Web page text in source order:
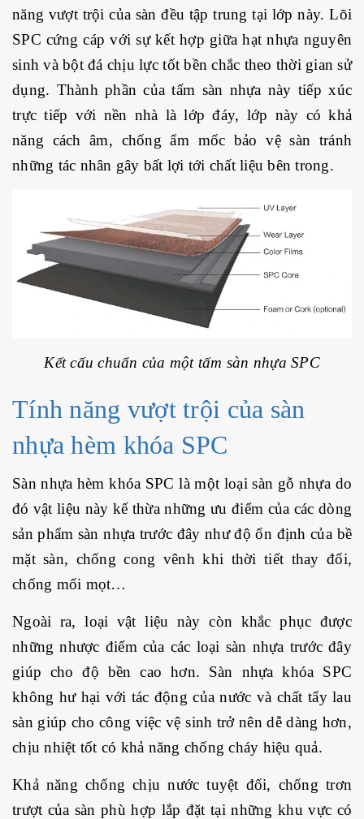
năng vượt trội của sàn đều tập trung tại lớp này. Lõi
SPC cứng cáp với sự kết hợp giữa hạt nhựa nguyên
sinh và bột đá chịu lực tốt bền chắc theo thời gian sử
dụng. Thành phần của tấm sàn nhựa này tiếp xúc
trực tiếp với nền nhà là lớp đáy, lớp này có khả
năng cách âm, chống ẩm mốc bảo vệ sàn tránh
những tác nhân gây bất lợi tới chất liệu bên trong.
Kết cấu chuẩn của một tấm sàn nhựa SPC
Tính năng vượt trội của sàn
nhựa hèm khóa SPC
Sàn nhựa hèm khóa SPC là một loại sàn gỗ nhựa do
đó vật liệu này kế thừa những ưu điểm của các dòng
sản phẩm sàn nhựa trước đây như độ ổn định của bề
mặt sàn, chống cong vênh khi thời tiết thay đổi,
chống mối mọt…
Ngoài ra, loại vật liệu này còn khắc phục được
những nhược điểm của các loại sàn nhựa trước đây
giúp cho độ bền cao hơn. Sàn nhựa khóa SPC
không hư hại với tác động của nước và chất tẩy lau
sàn giúp cho công việc vệ sinh trở nên dễ dàng hơn,
chịu nhiệt tốt có khả năng chống cháy hiệu quả.
Khả năng chống chịu nước tuyệt đối, chống trơn
trượt của sàn phù hợp lắp đặt tại những khu vực có